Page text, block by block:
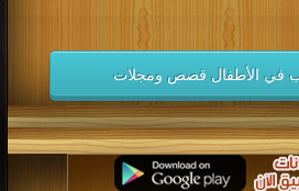
كتب 1980
كتب 1979
كتب 1976
كتب 1975
كتب 1972
كتب 1971
كتب 1968
كتب 1967
كتب 1964
كتب 1963
في الأطفال قصص ومجلات